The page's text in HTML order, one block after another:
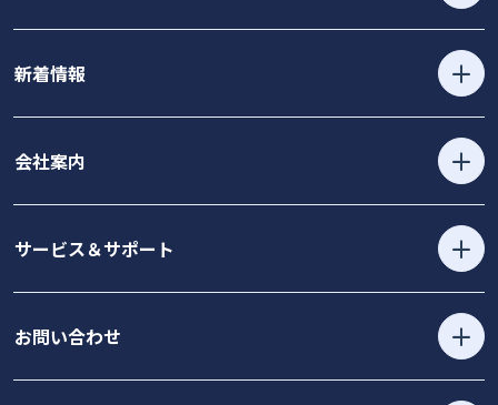
新着情報
会社案内
サービス＆サポート
お問い合わせ